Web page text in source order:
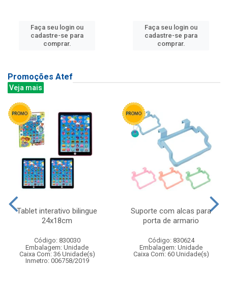
Faça seu login ou
cadastre-se para
comprar.
Faça seu login ou
cadastre-se para
comprar.
Promoções Atef
Veja mais
Tablet interativo bilingue
24x18cm
Código: 830030
Embalagem: Unidade
Caixa Com: 36 Unidade(s)
Inmetro: 006758/2019
Suporte com alcas para
porta de armario
Código: 830624
Embalagem: Unidade
Caixa Com: 60 Unidade(s)